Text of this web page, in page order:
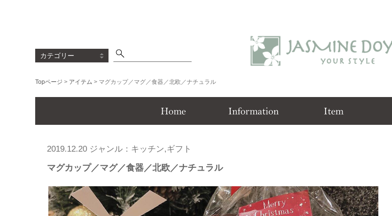
Topページ > アイテム > マグカップ／マグ／食器／北欧／ナチュラル
2019.12.20 ジャンル：キッチン,ギフト
マグカップ／マグ／食器／北欧／ナチュラル